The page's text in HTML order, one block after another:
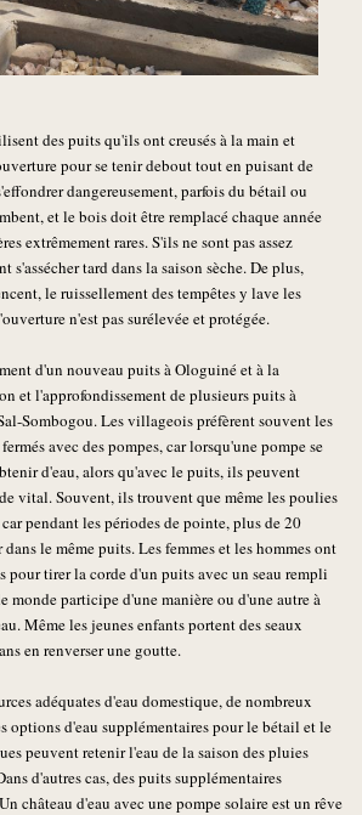
des puits qu'ils ont creusés à la main et
pour se tenir debout tout en puisant de
dangereusement, parfois du bétail ou
et le bois doit être remplacé chaque année
extrêmement rares. S'ils ne sont pas assez
s'assécher tard dans la saison sèche. De plus,
le ruissellement des tempêtes y lave les
n'est pas surélevée et protégée.
d'un nouveau puits à Ologuiné et à la
et l'approfondissement de plusieurs puits à
Sombogou. Les villageois préfèrent souvent les
avec des pompes, car lorsqu'une pompe se
d'eau, alors qu'avec le puits, ils peuvent
vital. Souvent, ils trouvent que même les poulies
pendant les périodes de pointe, plus de 20
le même puits. Les femmes et les hommes ont
pour tirer la corde d'un puits avec un seau rempli
monde participe d'une manière ou d'une autre à
Même les jeunes enfants portent des seaux
en renverser une goutte.
adéquates d'eau domestique, de nombreux
options d'eau supplémentaires pour le bétail et le
peuvent retenir l'eau de la saison des pluies
d'autres cas, des puits supplémentaires
château d'eau avec une pompe solaire est un rêve